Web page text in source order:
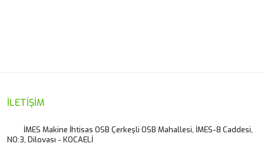
Ürün resmi kalitesiz, bozuk veya görüntülenemiyor.
Ürün bilgilerinde hatalar bulunuyor.
İLETİŞİM
İMES Makine İhtisas OSB Çerkeşli OSB Mahallesi, İMES-8 Caddesi,
NO:3, Dilovası - KOCAELİ